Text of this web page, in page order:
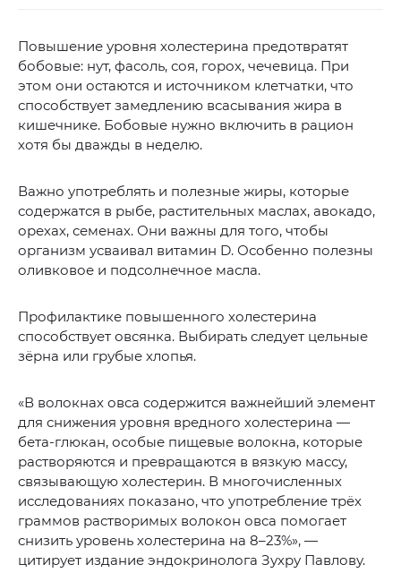
Повышение уровня холестерина предотвратят
бобовые: нут, фасоль, соя, горох, чечевица. При
этом они остаются и источником клетчатки, что
способствует замедлению всасывания жира в
кишечнике. Бобовые нужно включить в рацион
хотя бы дважды в неделю.
Важно употреблять и полезные жиры, которые
содержатся в рыбе, растительных маслах, авокадо,
орехах, семенах. Они важны для того, чтобы
организм усваивал витамин D. Особенно полезны
оливковое и подсолнечное масла.
Профилактике повышенного холестерина
способствует овсянка. Выбирать следует цельные
зёрна или грубые хлопья.
«В волокнах овса содержится важнейший элемент
для снижения уровня вредного холестерина —
бета-глюкан, особые пищевые волокна, которые
растворяются и превращаются в вязкую массу,
связывающую холестерин. В многочисленных
исследованиях показано, что употребление трёх
граммов растворимых волокон овса помогает
снизить уровень холестерина на 8–23%», —
цитирует издание эндокринолога Зухру Павлову.